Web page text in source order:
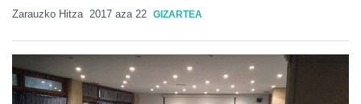
Zarauzko Hitza 2017 aza 22 GIZARTEA